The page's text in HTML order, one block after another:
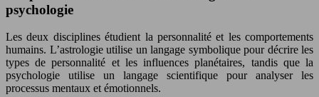
psychologie
Les deux disciplines étudient la personnalité et les comportements
humains. L’astrologie utilise un langage symbolique pour décrire les
types de personnalité et les influences planétaires, tandis que la
psychologie utilise un langage scientifique pour analyser les
processus mentaux et émotionnels.